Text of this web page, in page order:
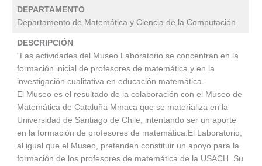
DEPARTAMENTO
Departamento de Matemática y Ciencia de la Computación
DESCRIPCIÓN
“Las actividades del Museo Laboratorio se concentran en la
formación inicial de profesores de matemática y en la
investigación cualitativa en educación matemática.
El Museo es el resultado de la colaboración con el Museo de
Matemática de Cataluña Mmaca que se materializa en la
Universidad de Santiago de Chile, intentando ser un aporte
en la formación de profesores de matemática.El Laboratorio,
al igual que el Museo, pretenden constituir un apoyo para la
formación de los profesores de matemática de la USACH. Su